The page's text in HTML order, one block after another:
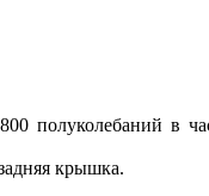
полуколебаний в
крышка.